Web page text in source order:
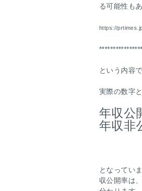
る可能性もあ
https://
という内容で
実際の数字
年収公
年収非
となってい
収公開率は